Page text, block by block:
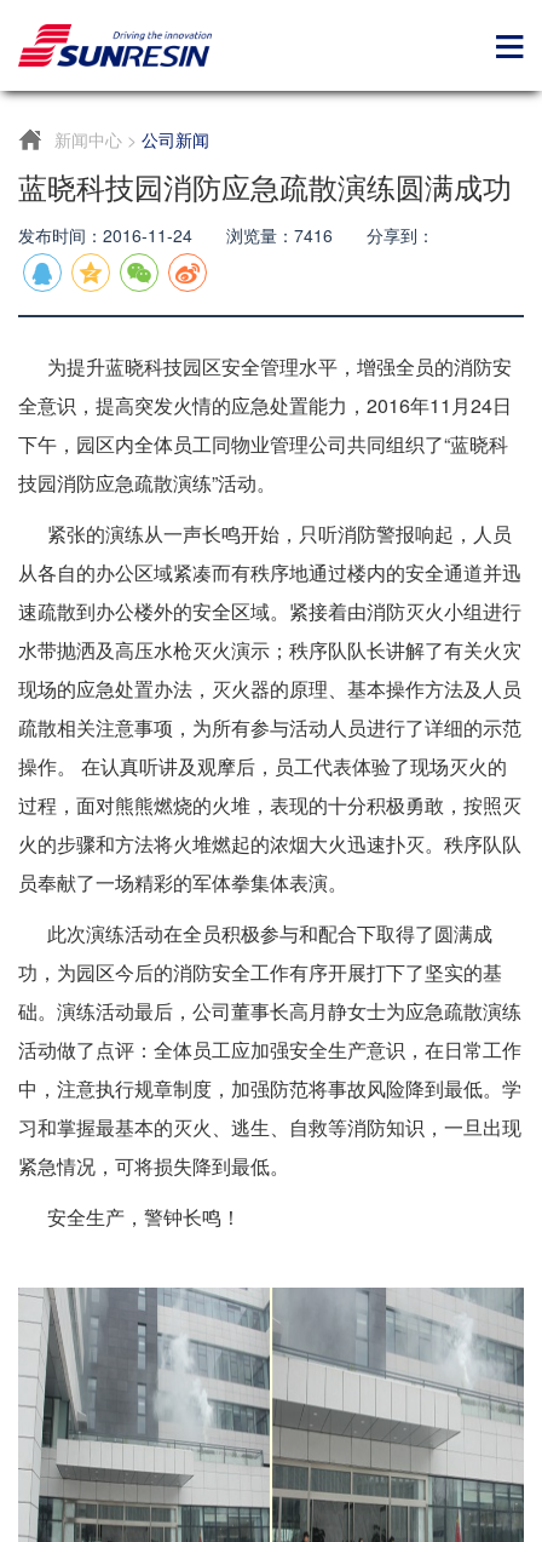
新闻中心 > 公司新闻
蓝晓科技园消防应急疏散演练圆满成功
发布时间：2016-11-24 浏览量：7416 分享到：
为提升蓝晓科技园区安全管理水平，增强全员的消防安
全意识，提高突发火情的应急处置能力，2016年11月24日
下午，园区内全体员工同物业管理公司共同组织了“蓝晓科
技园消防应急疏散演练”活动。
紧张的演练从一声长鸣开始，只听消防警报响起，人员
从各自的办公区域紧凑而有秩序地通过楼内的安全通道并迅
速疏散到办公楼外的安全区域。紧接着由消防灭火小组进行
水带抛洒及高压水枪灭火演示；秩序队队长讲解了有关火灾
现场的应急处置办法，灭火器的原理、基本操作方法及人员
疏散相关注意事项，为所有参与活动人员进行了详细的示范
操作。 在认真听讲及观摩后，员工代表体验了现场灭火的
过程，面对熊熊燃烧的火堆，表现的十分积极勇敢，按照灭
火的步骤和方法将火堆燃起的浓烟大火迅速扑灭。秩序队队
员奉献了一场精彩的军体拳集体表演。
此次演练活动在全员积极参与和配合下取得了圆满成
功，为园区今后的消防安全工作有序开展打下了坚实的基
础。演练活动最后，公司董事长高月静女士为应急疏散演练
活动做了点评：全体员工应加强安全生产意识，在日常工作
中，注意执行规章制度，加强防范将事故风险降到最低。学
习和掌握最基本的灭火、逃生、自救等消防知识，一旦出现
紧急情况，可将损失降到最低。
安全生产，警钟长鸣！